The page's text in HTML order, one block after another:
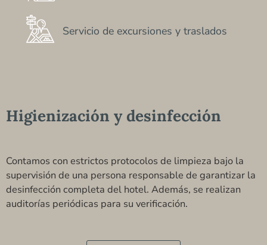
Servicio de excursiones y traslados
Higienización y desinfección
Contamos con estrictos protocolos de limpieza bajo la
supervisión de una persona responsable de garantizar la
desinfección completa del hotel. Además, se realizan
auditorías periódicas para su verificación.